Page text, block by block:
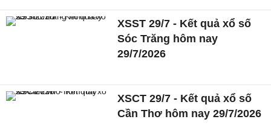
XSST 29/7 - Kết quả xổ số
Sóc Trăng hôm nay
29/7/2026
XSCT 29/7 - Kết quả xổ số
Cần Thơ hôm nay 29/7/2026